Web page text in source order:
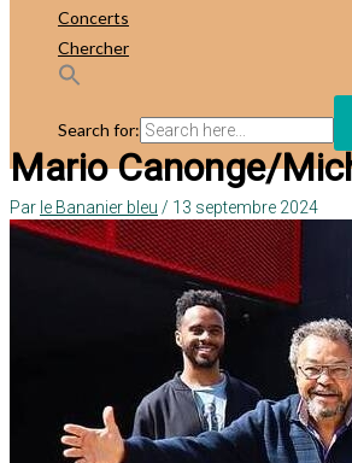
Concerts
Chercher
Search for:
Mario Canonge/
Par le Bananier bleu / 13 septembre 2024